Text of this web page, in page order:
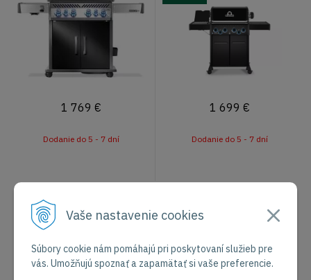
Vaše nastavenie cookies
Súbory cookie nám pomáhajú pri poskytovaní služieb pre
vás. Umožňujú spoznať a zapamätať si vaše preferencie.
1 769 €
Dodanie do 5 - 7 dní
1 699 €
Dodanie do 5 - 7 dní
Viac produktov
1 2 3 4